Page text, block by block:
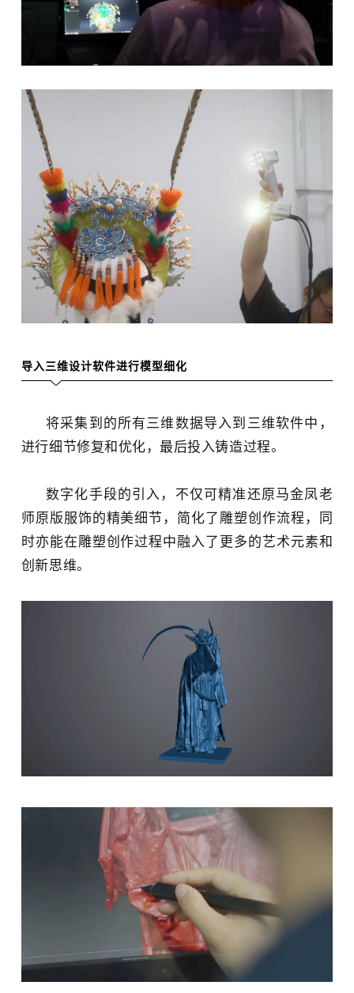
导入三维设计软件进行模型细化
将采集到的所有三维数据导入到三维软件中，
进行细节修复和优化，最后投入铸造过程。
数字化手段的引入，不仅可精准还原马金凤老
师原版服饰的精美细节，简化了雕塑创作流程，同
时亦能在雕塑创作过程中融入了更多的艺术元素和
创新思维。